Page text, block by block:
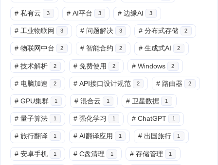
# 私有云 3 # AI平台 3 # 边缘AI 3
# 工业物联网 3 # 问题解决 3 # 分布式存储 2
# 物联网中台 2 # 智能合约 2 # 生成式AI 2
# 技术解析 2 # 免费使用 2 # Windows 2
# 电脑加速 2 # API接口设计规范 2 # 路由器 2
# GPU集群 1 # 混合云 1 # 卫星数据 1
# 量子算法 1 # 强化学习 1 # ChatGPT 1
# 旅行翻译 1 # AI翻译应用 1 # 出国旅行 1
# 安卓手机 1 # C盘清理 1 # 存储管理 1